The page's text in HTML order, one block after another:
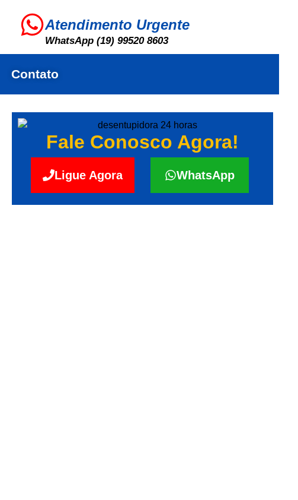
Atendimento Urgente
WhatsApp (19) 99520 8603
Contato
Fale Conosco Agora!
Ligue Agora WhatsApp